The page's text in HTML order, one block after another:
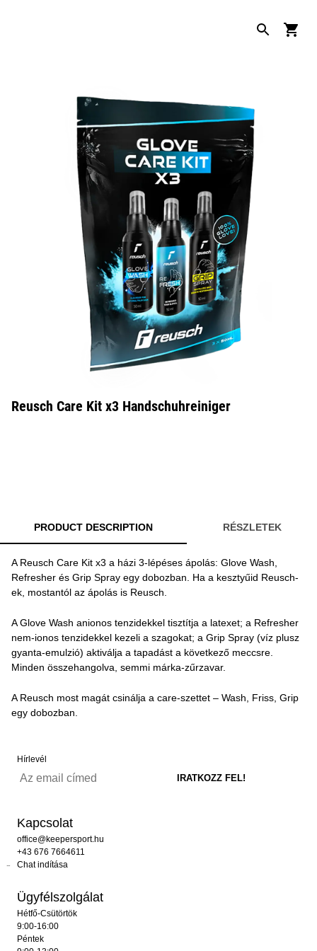
Reusch Care Kit x3 Handschuhreiniger
PRODUCT DESCRIPTION RÉSZLETEK
A Reusch Care Kit x3 a házi 3-lépéses ápolás: Glove Wash,
Refresher és Grip Spray egy dobozban. Ha a kesztyűid Reusch-
ek, mostantól az ápolás is Reusch.
A Glove Wash anionos tenzidekkel tisztítja a latexet; a Refresher
nem-ionos tenzidekkel kezeli a szagokat; a Grip Spray (víz plusz
gyanta-emulzió) aktiválja a tapadást a következő meccsre.
Minden összehangolva, semmi márka-zűrzavar.
A Reusch most magát csinálja a care-szettet – Wash, Friss, Grip
egy dobozban.
Hírlevél
Kapcsolat
office@keepersport.hu
+43 676 7664611
Chat indítása
Ügyfélszolgálat
Hétfő-Csütörtök
9:00-16:00
Péntek